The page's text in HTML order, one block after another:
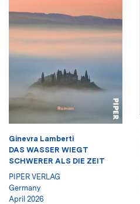
Ginevra Lamberti
DAS WASSER WIEGT
SCHWERER ALS DIE ZEIT
PIPER VERLAG
Germany
April 2026